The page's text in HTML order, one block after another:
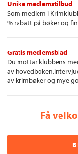
Unike medlemstilbud
Som medlem i
% rabatt på bøker og
Gratis medlemsblad
Du mottar klubbens
av
av krimbøker og mye
Få